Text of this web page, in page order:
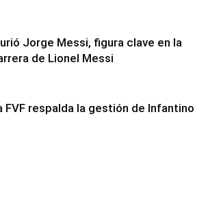
Jorge Messi, figura clave en la
de Lionel Messi
FVF respalda la gestión de Infantino